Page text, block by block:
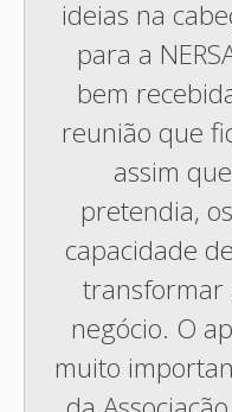
ideias na
para a
bem
reunião que
assim
pretendia,
capacidade
transformar
negócio. O
muito